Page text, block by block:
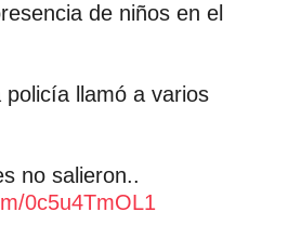
de niños en el
llamó a varios
no salieron..
0c5u4TmOL1